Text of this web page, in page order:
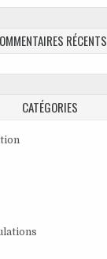
RÉCENTS
CATÉGORIES